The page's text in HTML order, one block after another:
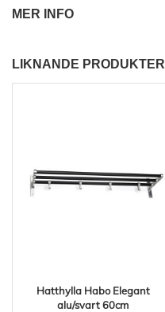
MER INFO
LIKNANDE PRODUKTER
Hatthylla Habo Elegant
alu/svart 60cm